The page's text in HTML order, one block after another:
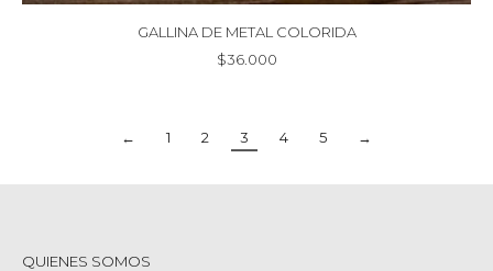
GALLINA DE METAL COLORIDA
$36.000
← 1 2 3 4 5 →
QUIENES SOMOS